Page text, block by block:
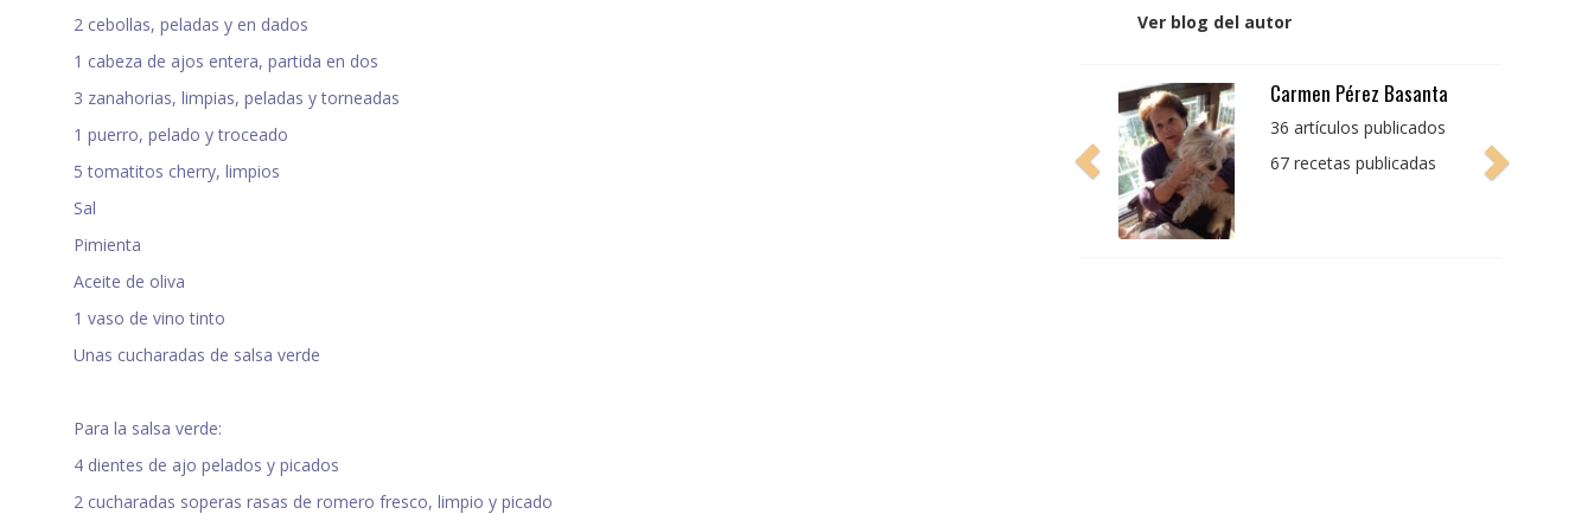
2 cebollas, peladas y en dados
1 cabeza de ajos entera, partida en dos
3 zanahorias, limpias, peladas y torneadas
1 puerro, pelado y troceado
5 tomatitos cherry, limpios
Sal
Pimienta
Aceite de oliva
1 vaso de vino tinto
Unas cucharadas de salsa verde
Para la salsa verde:
4 dientes de ajo pelados y picados
2 cucharadas soperas rasas de romero fresco, limpio y picado
Ver blog del autor
Pedro Manuel Collado
Cruz
producto bien tratado